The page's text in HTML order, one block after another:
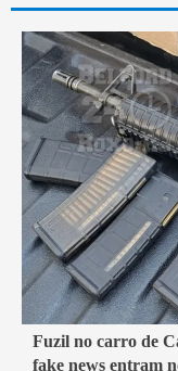
7 min read
Fuzil no carro de
fake news entram